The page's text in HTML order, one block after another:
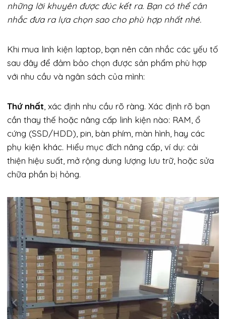
những lời khuyên được đúc kết ra. Bạn có thể cân
nhắc đưa ra lựa chọn sao cho phù hợp nhất nhé.
Khi mua linh kiện laptop, bạn nên cân nhắc các yếu tố
sau đây để đảm bảo chọn được sản phẩm phù hợp
với nhu cầu và ngân sách của mình:
Thứ nhất , xác định nhu cầu rõ ràng. Xác định rõ bạn
cần thay thế hoặc nâng cấp linh kiện nào: RAM, ổ
cứng (SSD/HDD), pin, bàn phím, màn hình, hay các
phụ kiện khác. Hiểu mục đích nâng cấp, ví dụ: cải
thiện hiệu suất, mở rộng dung lượng lưu trữ, hoặc sửa
chữa phần bị hỏng.